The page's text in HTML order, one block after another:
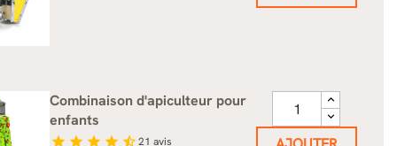
Combinaison d'apiculteur pour
enfants
star star star star star_half21 avis